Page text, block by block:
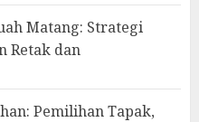
Matang: Strategi
Retak dan
Pemilihan Tapak,